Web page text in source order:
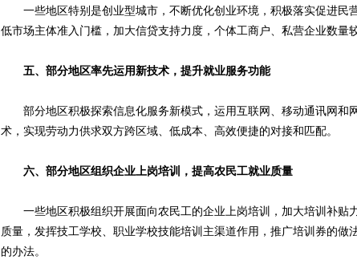
一些地区特别是创业型城市，不断优化创业环境，积极落实促进民
低市场主体准入门槛，加大信贷支持力度，个体工商户、私营企业数量
五、部分地区率先运用新技术，提升就业服务功能
部分地区积极探索信息化服务新模式，运用互联网、移动通讯网和
术，实现劳动力供求双方跨区域、低成本、高效便捷的对接和匹配。
六、部分地区组织企业上岗培训，提高农民工就业质量
一些地区积极组织开展面向农民工的企业上岗培训，加大培训补贴
质量，发挥技工学校、职业学校技能培训主渠道作用，推广培训券的做
的办法。